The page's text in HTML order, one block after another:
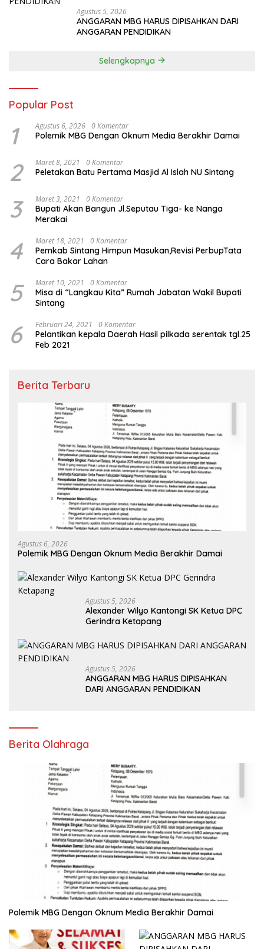
Agustus 5, 2026
ANGGARAN MBG HARUS DIPISAHKAN DARI
ANGGARAN PENDIDIKAN
Selengkapnya
Popular Post
1 Agustus 6, 2026 0 Komentar
Polemik MBG Dengan Oknum Media Berakhir Damai
2 Maret 8, 2021 0 Komentar
Peletakan Batu Pertama Masjid Al Islah NU Sintang
3 Maret 3, 2021 0 Komentar
Bupati Akan Bangun Jl.Seputau Tiga- ke Nanga
Merakai
4 Maret 18, 2021 0 Komentar
Pemkab Sintang Himpun Masukan,Revisi PerbupTata
Cara Bakar Lahan
5 Maret 10, 2021 0 Komentar
Misa di “Langkau Kita” Rumah Jabatan Wakil Bupati
Sintang
6 Februari 24, 2021 0 Komentar
Pelantikan kepala Daerah Hasil pilkada serentak tgl.25
Feb 2021
Berita Terbaru
Agustus 6, 2026
Polemik MBG Dengan Oknum Media Berakhir Damai
Agustus 5, 2026
Alexander Wilyo Kantongi SK Ketua DPC
Gerindra Ketapang
Agustus 5, 2026
ANGGARAN MBG HARUS DIPISAHKAN
DARI ANGGARAN PENDIDIKAN
Berita Olahraga
Polemik MBG Dengan Oknum Media Berakhir Damai